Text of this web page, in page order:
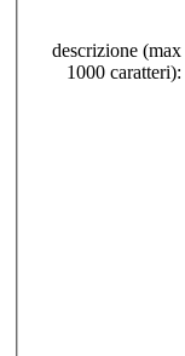
descrizione (max
1000 caratteri):